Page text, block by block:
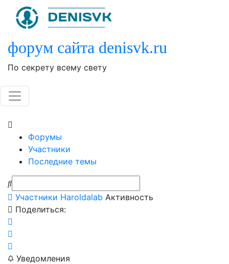
content
форум сайта denisvk.ru
По секрету всему свету
Форумы
Участники
Последние темы
Участники Haroldalab Активность
Поделиться:
Уведомления